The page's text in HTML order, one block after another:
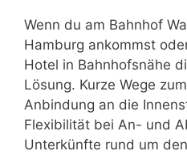
Wenn du am Bahnhof
Hamburg ankommst
Hotel in Bahnhofsnähe
Lösung. Kurze Wege
Anbindung an die
Flexibilität bei An- und
Unterkünfte rund um